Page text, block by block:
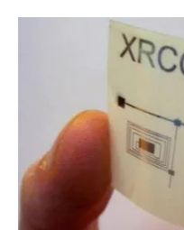
de